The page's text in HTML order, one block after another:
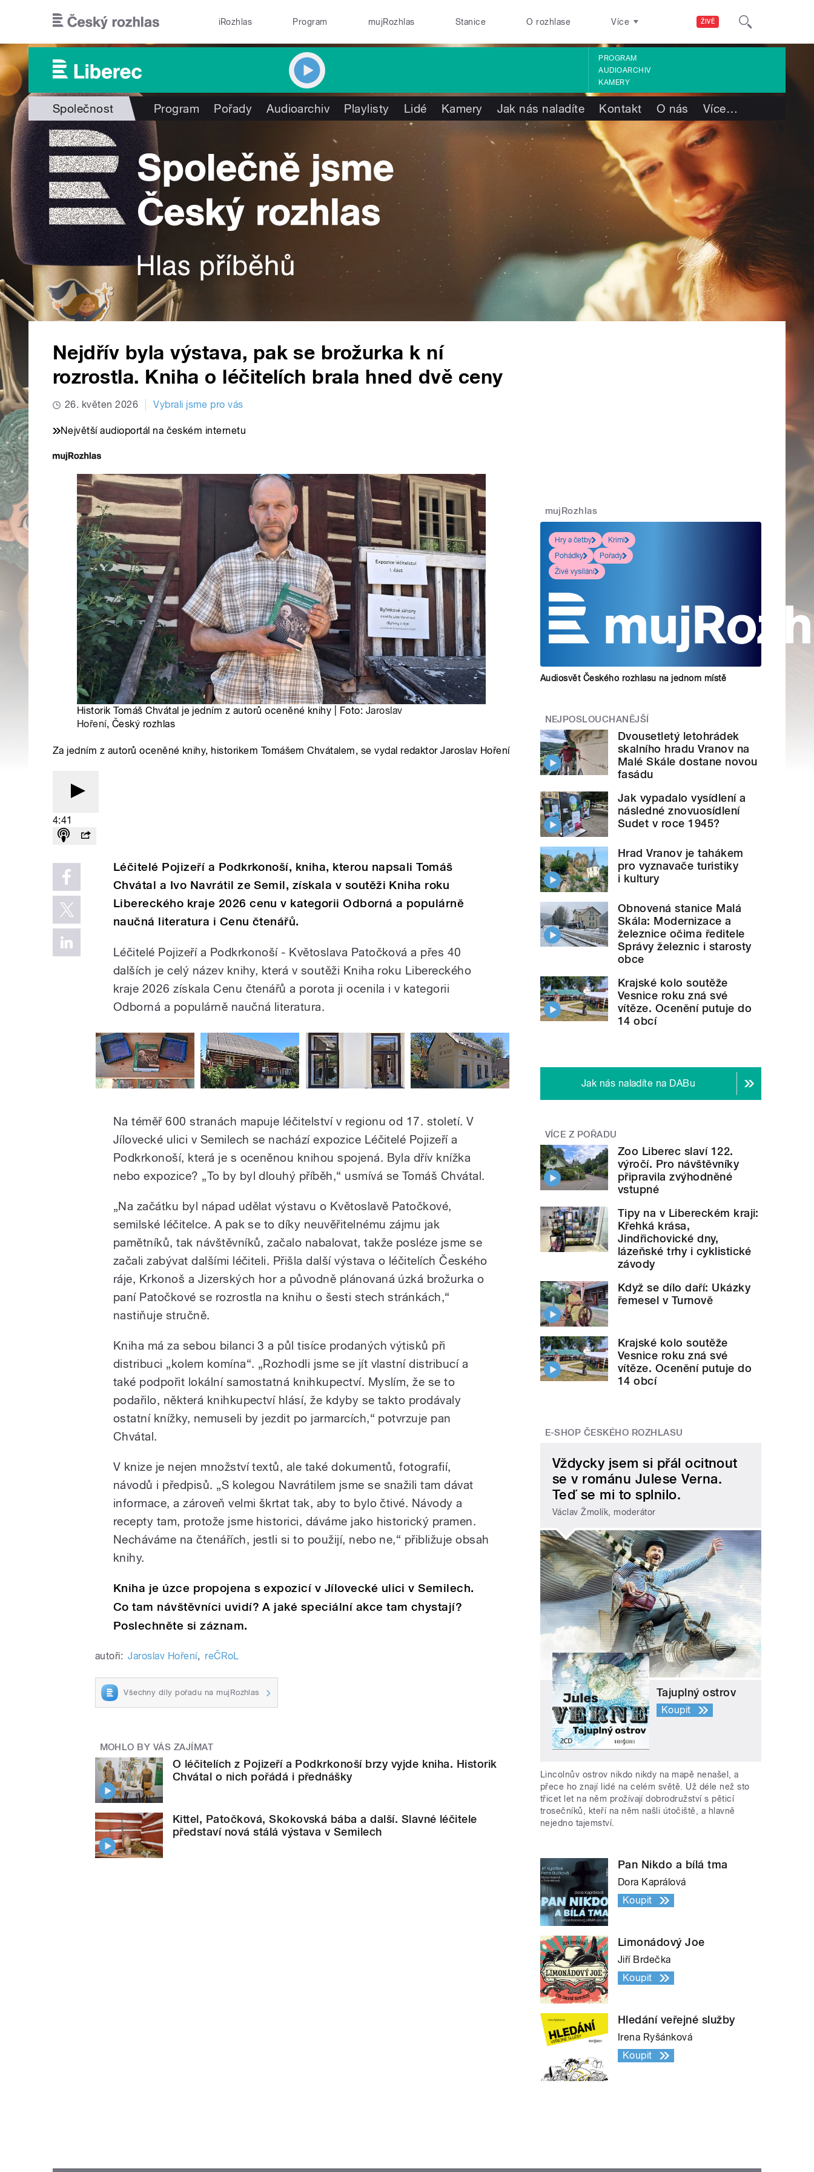
ŽIVĚ
iRozhlas Program mujRozhlas Stanice O rozhlase Více
PROGRAM
AUDIOARCHIV
KAMERY
Společnost Program Pořady Audioarchiv Playlisty Lidé Kamery Jak nás naladíte Kontakt O nás Více…
Nejdřív byla výstava, pak se brožurka k ní
rozrostla. Kniha o léčitelích brala hned dvě ceny
26. květen 2026 Vybrali jsme pro vás
Největší audioportál na českém internetu
Historik Tomáš Chvátal je jedním z autorů oceněné knihy | Foto: Jaroslav
Hoření, Český rozhlas
Za jedním z autorů oceněné knihy, historikem Tomášem Chvátalem, se vydal redaktor Jaroslav Hoření
4:41
Léčitelé Pojizeří a Podkrkonoší, kniha, kterou napsali Tomáš
Chvátal a Ivo Navrátil ze Semil, získala v soutěži Kniha roku
Libereckého kraje 2026 cenu v kategorii Odborná a populárně
naučná literatura i Cenu čtenářů.
Léčitelé Pojizeří a Podkrkonoší - Květoslava Patočková a přes 40
dalších je celý název knihy, která v soutěži Kniha roku Libereckého
kraje 2026 získala Cenu čtenářů a porota ji ocenila i v kategorii
Odborná a populárně naučná literatura.
Na téměř 600 stranách mapuje léčitelství v regionu od 17. století. V
Jílovecké ulici v Semilech se nachází expozice Léčitelé Pojizeří a
Podkrkonoší, která je s oceněnou knihou spojená. Byla dřív knížka
nebo expozice? „To by byl dlouhý příběh,“ usmívá se Tomáš Chvátal.
„Na začátku byl nápad udělat výstavu o Květoslavě Patočkové,
semilské léčitelce. A pak se to díky neuvěřitelnému zájmu jak
pamětníků, tak návštěvníků, začalo nabalovat, takže posléze jsme se
začali zabývat dalšími léčiteli. Přišla další výstava o léčitelích Českého
ráje, Krkonoš a Jizerských hor a původně plánovaná úzká brožurka o
paní Patočkové se rozrostla na knihu o šesti stech stránkách,“
nastiňuje stručně.
Kniha má za sebou bilanci 3 a půl tisíce prodaných výtisků při
distribuci „kolem komína“. „Rozhodli jsme se jít vlastní distribucí a
také podpořit lokální samostatná knihkupectví. Myslím, že se to
podařilo, některá knihkupectví hlásí, že kdyby se takto prodávaly
ostatní knížky, nemuseli by jezdit po jarmarcích,“ potvrzuje pan
Chvátal.
V knize je nejen množství textů, ale také dokumentů, fotografií,
návodů i předpisů. „S kolegou Navrátilem jsme se snažili tam dávat
informace, a zároveň velmi škrtat tak, aby to bylo čtivé. Návody a
recepty tam, protože jsme historici, dáváme jako historický pramen.
Necháváme na čtenářích, jestli si to použijí, nebo ne,“ přibližuje obsah
knihy.
Kniha je úzce propojena s expozicí v Jílovecké ulici v Semilech.
Co tam návštěvníci uvidí? A jaké speciální akce tam chystají?
Poslechněte si záznam.
autoři: Jaroslav Hoření, reČRoL
Všechny díly pořadu na mujRozhlas
MOHLO BY VÁS ZAJÍMAT
O léčitelích z Pojizeří a Podkrkonoší brzy vyjde kniha. Historik
Chvátal o nich pořádá i přednášky
Kittel, Patočková, Skokovská bába a další. Slavné léčitele
představí nová stálá výstava v Semilech
mujRozhlas
Hry a četby
Krimi
Pohádky
Pořady
Živé vysílání
Audiosvět Českého rozhlasu na jednom místě
NEJPOSLOUCHANĚJŠÍ
Dvousetletý letohrádek
skalního hradu Vranov na
Malé Skále dostane novou
fasádu
Jak vypadalo vysídlení a
následné znovuosídlení
Sudet v roce 1945?
Hrad Vranov je tahákem
pro vyznavače turistiky
i kultury
Obnovená stanice Malá
Skála: Modernizace a
železnice očima ředitele
Správy železnic i starosty
obce
Krajské kolo soutěže
Vesnice roku zná své
vítěze. Ocenění putuje do
14 obcí
Jak nás naladíte na DABu
VÍCE Z POŘADU
Zoo Liberec slaví 122.
výročí. Pro návštěvníky
připravila zvýhodněné
vstupné
Tipy na v Libereckém kraji:
Křehká krása,
Jindřichovické dny,
lázeňské trhy i cyklistické
závody
Když se dílo daří: Ukázky
řemesel v Turnově
Krajské kolo soutěže
Vesnice roku zná své
vítěze. Ocenění putuje do
14 obcí
E-SHOP ČESKÉHO ROZHLASU
Vždycky jsem si přál ocitnout
se v románu Julese Verna.
Teď se mi to splnilo.
Václav Žmolík, moderátor
Tajuplný ostrov
Koupit
Lincolnův ostrov nikdo nikdy na mapě nenašel, a
přece ho znají lidé na celém světě. Už déle než sto
třicet let na něm prožívají dobrodružství s pěticí
trosečníků, kteří na něm našli útočiště, a hlavně
nejedno tajemství.
Pan Nikdo a bílá tma
Dora Kaprálová
Koupit
Limonádový Joe
Jiří Brdečka
Koupit
Hledání veřejné služby
Irena Ryšánková
Koupit